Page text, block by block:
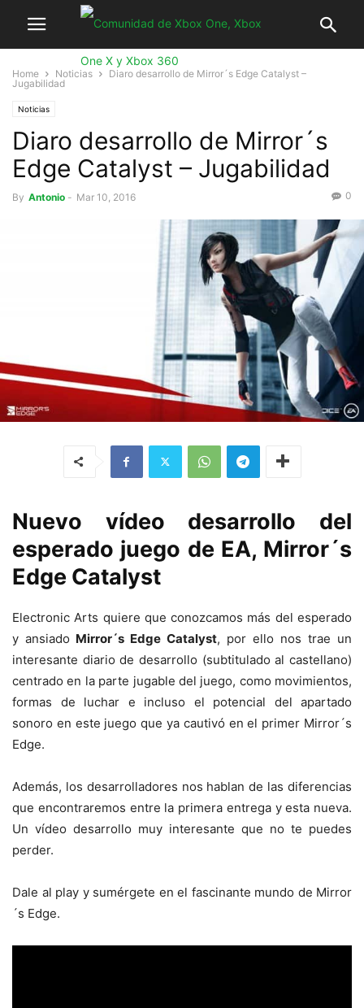
Home Noticias
Diaro desarrollo de Mirror´s Edge Catalyst –
Jugabilidad
Noticias
Diaro desarrollo de Mirror´s
Edge Catalyst – Jugabilidad
By Antonio - Mar 10, 2016 0
Nuevo vídeo desarrollo del
esperado juego de EA, Mirror´s
Edge Catalyst
Electronic Arts quiere que conozcamos más del esperado
y ansiado Mirror´s Edge Catalyst, por ello nos trae un
interesante diario de desarrollo (subtitulado al castellano)
centrado en la parte jugable del juego, como movimientos,
formas de luchar e incluso el potencial del apartado
sonoro en este juego que ya cautivó en el primer Mirror´s
Edge.
Además, los desarrolladores nos hablan de las diferencias
que encontraremos entre la primera entrega y esta nueva.
Un vídeo desarrollo muy interesante que no te puedes
perder.
Dale al play y sumérgete en el fascinante mundo de Mirror
´s Edge.